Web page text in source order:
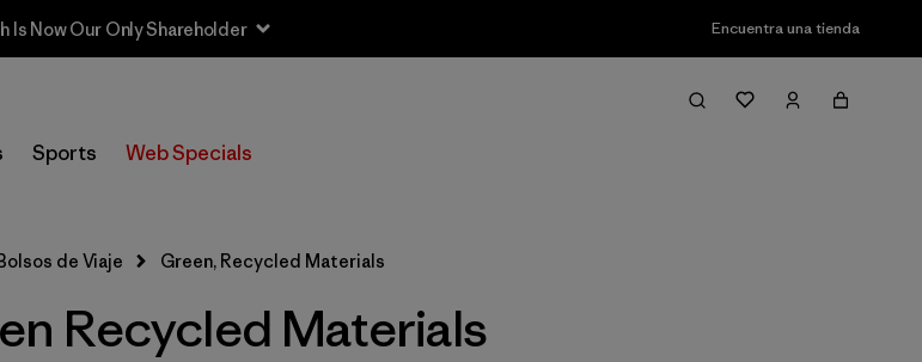
Is Now Our Only Shareholder Encuentra una tienda
Sports Web Specials
Filter & Sort
de Viaje Green, Recycled Materials
Recycled Materials